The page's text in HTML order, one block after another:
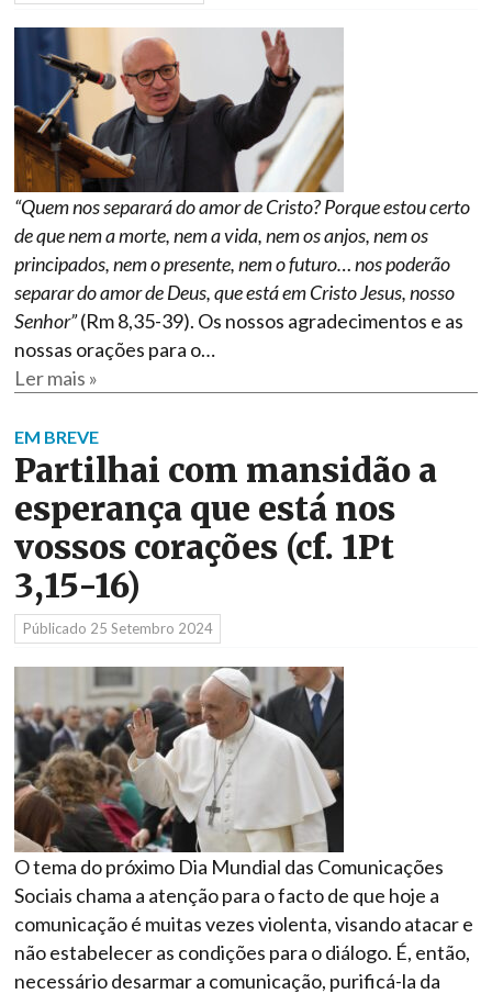
“Quem nos separará do amor de Cristo? Porque estou certo
de que nem a morte, nem a vida, nem os anjos, nem os
principados, nem o presente, nem o futuro… nos poderão
separar do amor de Deus, que está em Cristo Jesus, nosso
Senhor”(Rm 8,35-39). Os nossos agradecimentos e as
nossas orações para o…
Ler mais »
EM BREVE
Partilhai com mansidão a
esperança que está nos
vossos corações (cf. 1Pt
3,15-16)
Públicado 25 Setembro 2024
O tema do próximo Dia Mundial das Comunicações
Sociais chama a atenção para o facto de que hoje a
comunicação é muitas vezes violenta, visando atacar e
não estabelecer as condições para o diálogo. É, então,
necessário desarmar a comunicação, purificá-la da